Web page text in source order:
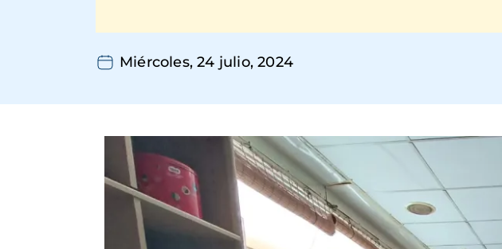
Miércoles, 24 julio, 2024